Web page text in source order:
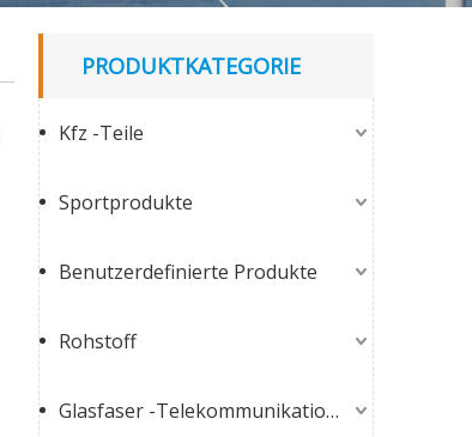
PRODUKTKATEGORIE
Kfz -Teile
Sportprodukte
Benutzerdefinierte Produkte
Rohstoff
Glasfaser -Telekommunikationsprodukte